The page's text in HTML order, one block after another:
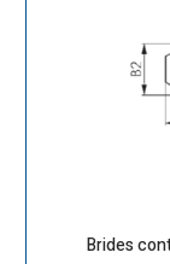
Brides